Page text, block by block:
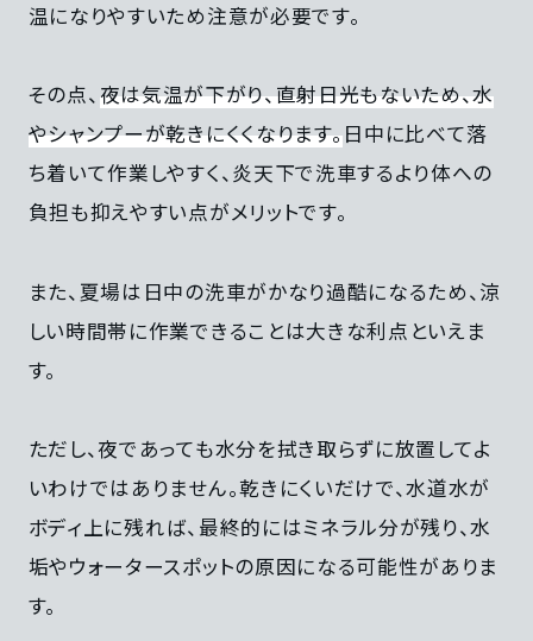
温になりやすいため注意が必要です。
その点、夜は気温が下がり、直射日光もないため、水
やシャンプーが乾きにくくなります。日中に比べて落
ち着いて作業しやすく、炎天下で洗車するより体への
負担も抑えやすい点がメリットです。
また、夏場は日中の洗車がかなり過酷になるため、涼
しい時間帯に作業できることは大きな利点といえま
す。
ただし、夜であっても水分を拭き取らずに放置してよ
いわけではありません。乾きにくいだけで、水道水が
ボディ上に残れば、最終的にはミネラル分が残り、水
垢やウォータースポットの原因になる可能性がありま
す。